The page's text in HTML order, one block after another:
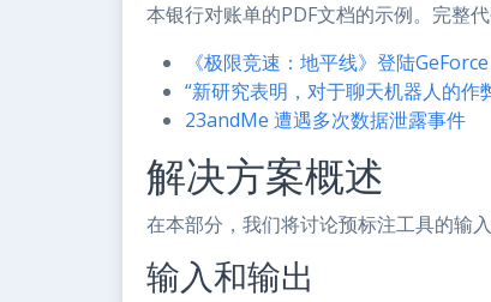
本银行对账单的PDF文档的示例。完整
《极限竞速：地平线》登陆
“新研究表明，对于聊天机器人的作
23andMe 遭遇多次数据泄露事件
解决方案概述
在本部分，我们将讨论预标注工具的输
输入和输出